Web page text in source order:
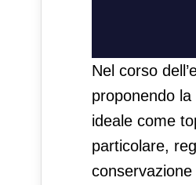
Nel corso
proponendo
ideale come
particolare,